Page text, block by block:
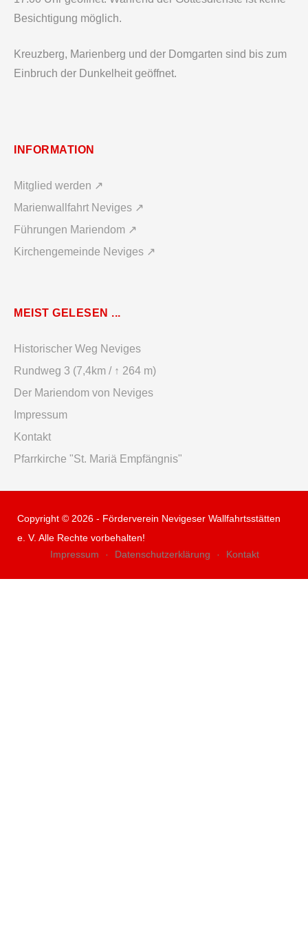
Besichtigung möglich.
Kreuzberg, Marienberg und der Domgarten sind bis zum
Einbruch der Dunkelheit geöffnet.
INFORMATION
Mitglied werden ↗
Marienwallfahrt Neviges ↗
Führungen Mariendom ↗
Kirchengemeinde Neviges ↗
MEIST GELESEN ...
Historischer Weg Neviges
Rundweg 3 (7,4km / ↑ 264 m)
Der Mariendom von Neviges
Impressum
Kontakt
Pfarrkirche "St. Mariä Empfängnis"
Copyright © 2026 - Förderverein Nevigeser Wallfahrtsstätten
e. V. Alle Rechte vorbehalten!
Impressum
Datenschutzerklärung Kontakt